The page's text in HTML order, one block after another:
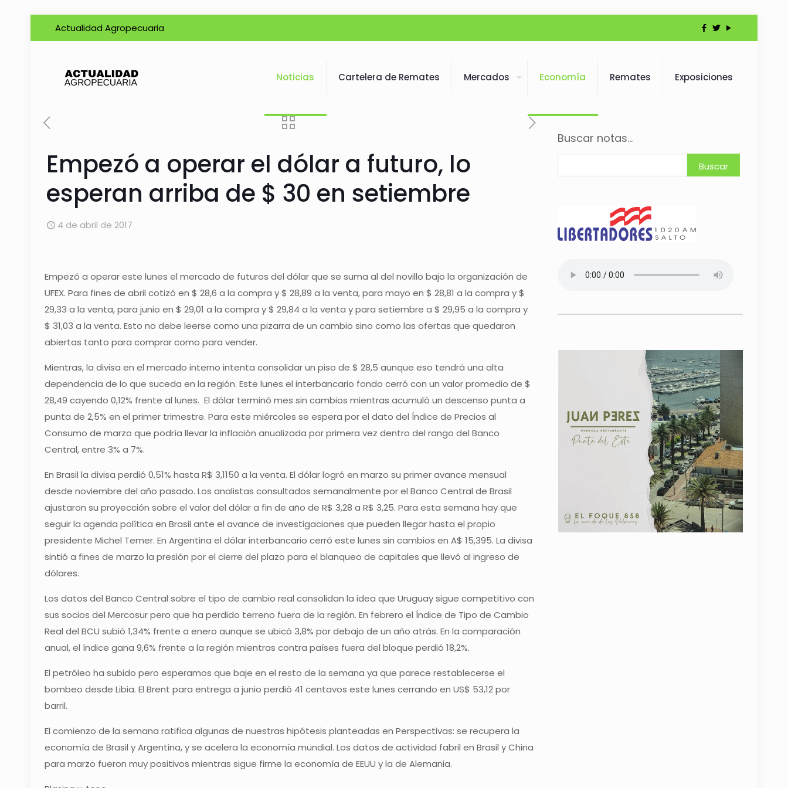
Actualidad Agropecuaria
Noticias Cartelera de Remates Mercados Economía Remates Exposiciones
Empezó a operar el dólar a futuro, lo
esperan arriba de $ 30 en setiembre
4 de abril de 2017
Empezó a operar este lunes el mercado de futuros del dólar que se suma al del novillo bajo la organización de
UFEX. Para fines de abril cotizó en $ 28,6 a la compra y $ 28,89 a la venta, para mayo en $ 28,81 a la compra y $
29,33 a la venta, para junio en $ 29,01 a la compra y $ 29,84 a la venta y para setiembre a $ 29,95 a la compra y
$ 31,03 a la venta. Esto no debe leerse como una pizarra de un cambio sino como las ofertas que quedaron
abiertas tanto para comprar como para vender.
Mientras, la divisa en el mercado interno intenta consolidar un piso de $ 28,5 aunque eso tendrá una alta
dependencia de lo que suceda en la región. Este lunes el interbancario fondo cerró con un valor promedio de $
28,49 cayendo 0,12% frente al lunes. El dólar terminó mes sin cambios mientras acumuló un descenso punta a
punta de 2,5% en el primer trimestre. Para este miércoles se espera por el dato del Índice de Precios al
Consumo de marzo que podría llevar la inflación anualizada por primera vez dentro del rango del Banco
Central, entre 3% a 7%.
En Brasil la divisa perdió 0,51% hasta R$ 3,1150 a la venta. El dólar logró en marzo su primer avance mensual
desde noviembre del año pasado. Los analistas consultados semanalmente por el Banco Central de Brasil
ajustaron su proyección sobre el valor del dólar a fin de año de R$ 3,28 a R$ 3,25. Para esta semana hay que
seguir la agenda política en Brasil ante el avance de investigaciones que pueden llegar hasta el propio
presidente Michel Temer. En Argentina el dólar interbancario cerró este lunes sin cambios en A$ 15,395. La divisa
sintió a fines de marzo la presión por el cierre del plazo para el blanqueo de capitales que llevó al ingreso de
dólares.
Los datos del Banco Central sobre el tipo de cambio real consolidan la idea que Uruguay sigue competitivo con
sus socios del Mercosur pero que ha perdido terreno fuera de la región. En febrero el Índice de Tipo de Cambio
Real del BCU subió 1,34% frente a enero aunque se ubicó 3,8% por debajo de un año atrás. En la comparación
anual, el índice gana 9,6% frente a la región mientras contra países fuera del bloque perdió 18,2%.
El petróleo ha subido pero esperamos que baje en el resto de la semana ya que parece restablecerse el
bombeo desde Libia. El Brent para entrega a junio perdió 41 centavos este lunes cerrando en US$ 53,12 por
barril.
El comienzo de la semana ratifica algunas de nuestras hipótesis planteadas en Perspectivas: se recupera la
economía de Brasil y Argentina, y se acelera la economía mundial. Los datos de actividad fabril en Brasil y China
para marzo fueron muy positivos mientras sigue firme la economía de EEUU y la de Alemania.
Buscar notas...
Buscar